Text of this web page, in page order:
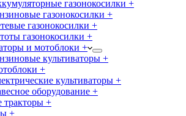
газонокосилки +
газонокосилки +
газонокосилки +
газонокосилки +
и мотоблоки +
культиваторы +
+
культиваторы +
оборудование +
тракторы +
+